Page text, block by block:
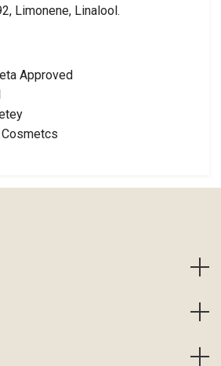
Limonene, Linalool.
Approved